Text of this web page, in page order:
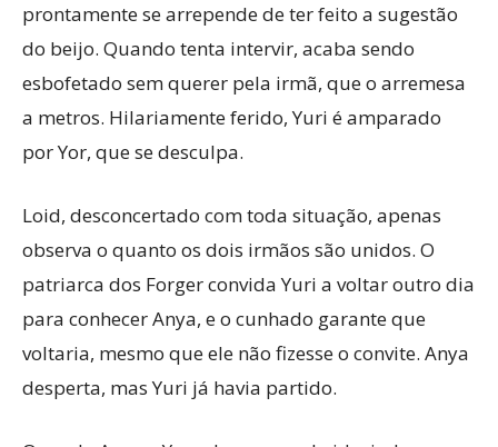
prontamente se arrepende de ter feito a sugestão
do beijo. Quando tenta intervir, acaba sendo
esbofetado sem querer pela irmã, que o arremesa
a metros. Hilariamente ferido, Yuri é amparado
por Yor, que se desculpa.
Loid, desconcertado com toda situação, apenas
observa o quanto os dois irmãos são unidos. O
patriarca dos Forger convida Yuri a voltar outro dia
para conhecer Anya, e o cunhado garante que
voltaria, mesmo que ele não fizesse o convite. Anya
desperta, mas Yuri já havia partido.